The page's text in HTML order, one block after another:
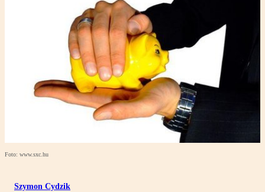
Foto: www.sxc.hu
Szymon Cydzik